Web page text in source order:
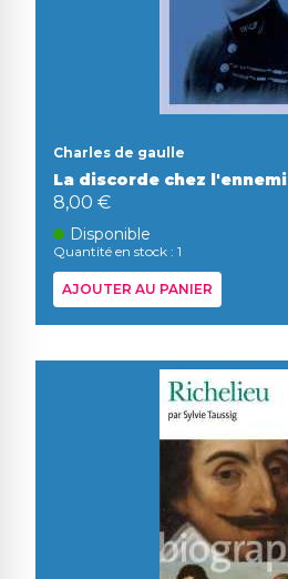
Charles de gaulle
La discorde chez l'ennemi
8,00 €
Disponible
Quantité en stock : 1
AJOUTER AU PANIER